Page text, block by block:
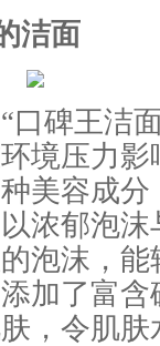
洁面
口碑王洁
境压力
美容成
浓郁泡
泡沫，
加了富
，令肌肤